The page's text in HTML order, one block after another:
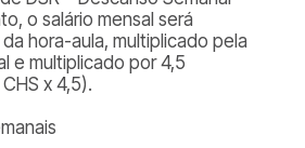
o salário mensal será
hora-aula, multiplicado pela
e multiplicado por 4,5
x 4,5).